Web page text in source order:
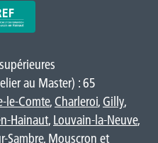
au Master) : 65
le-Comte, Charleroi, Gilly,
Hainaut, Louvain-la-Neuve,
Sambre, Mouscron et